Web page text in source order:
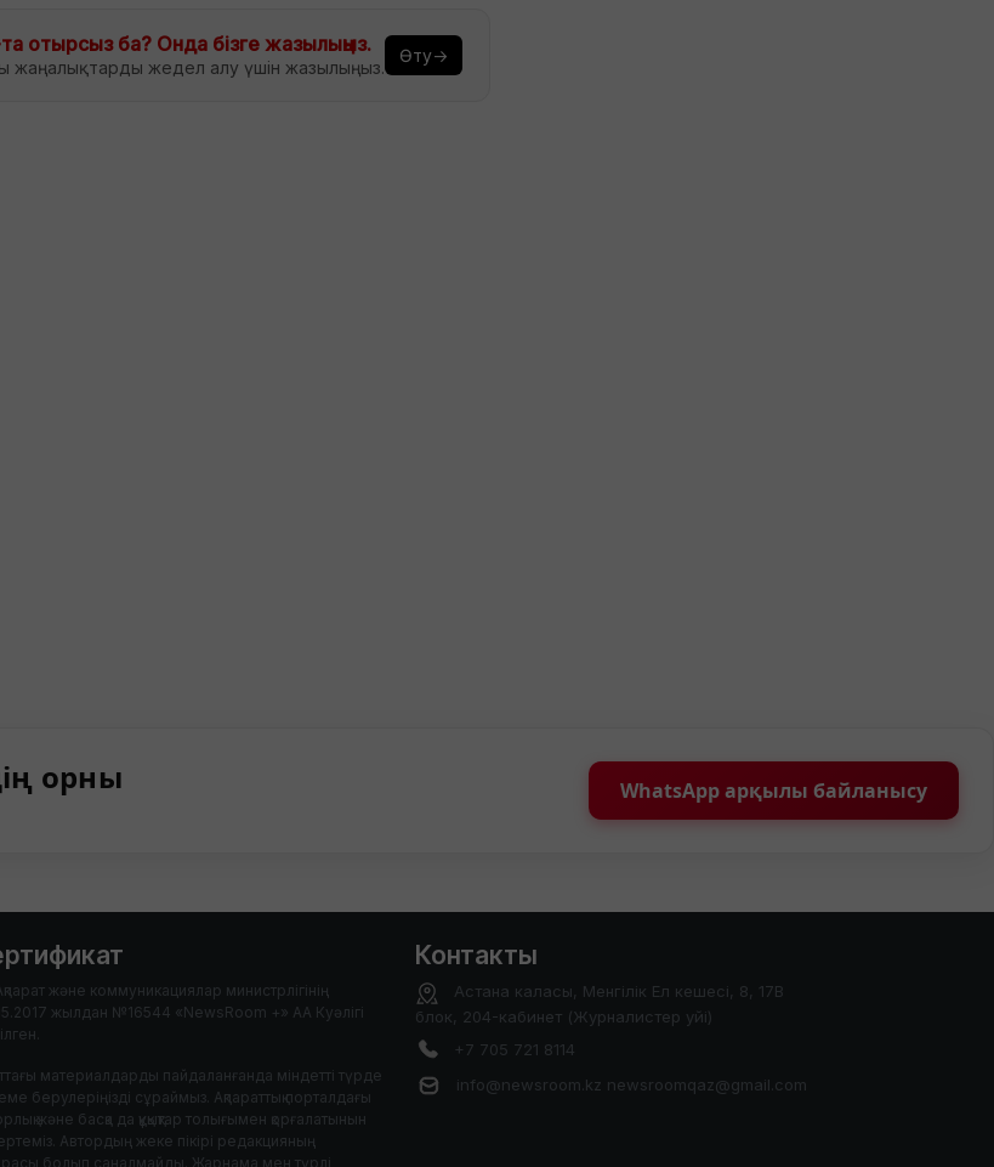
отырсыз ба? Онда бізге жазылыңыз.
жаңалықтарды жедел алу үшін жазылыңыз.
Өту→
орны WhatsApp арқылы байланысу
және коммуникациялар министрлігінің
жылдан №16544 «NewsRoom +» АА Куәлігі
материалдарды пайдаланғанда міндетті түрде
берулеріңізді сұраймыз. Ақпараттық порталдағы
және басқа да құқықтар толығымен қорғалатынын
Автордың жеке пікірі редакцияның
болып саналмайды. Жарнама мен түрлі
Контакты
Астана каласы, Менгілік Ел кешесі, 8, 17В
блок, 204-кабинет (Журналистер уйі)
+7 705 721 8114
info@newsroom.kz newsroomqaz@gmail.com